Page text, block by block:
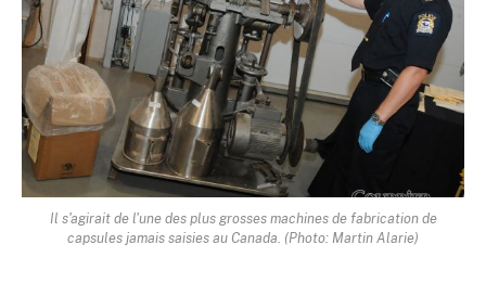
Il s'agirait de l'une des plus grosses machines de fabrication de
capsules jamais saisies au Canada. (Photo: Martin Alarie)